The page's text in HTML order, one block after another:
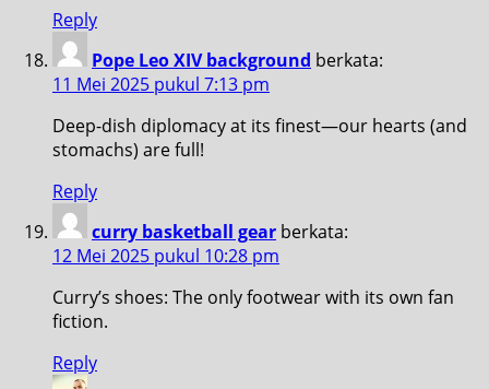
Reply
Pope Leo XIV background berkata:
11 Mei 2025 pukul 7:13 pm
Deep-dish diplomacy at its finest—our hearts (and
stomachs) are full!
Reply
curry basketball gear berkata:
12 Mei 2025 pukul 10:28 pm
Curry’s shoes: The only footwear with its own fan
fiction.
Reply